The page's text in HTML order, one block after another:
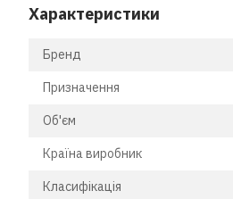
Характеристики
Бренд
Призначення
Об'єм
Країна виробник
Класифікація